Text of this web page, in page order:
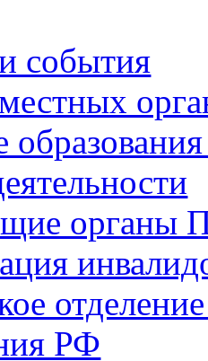
события
органы
РФ